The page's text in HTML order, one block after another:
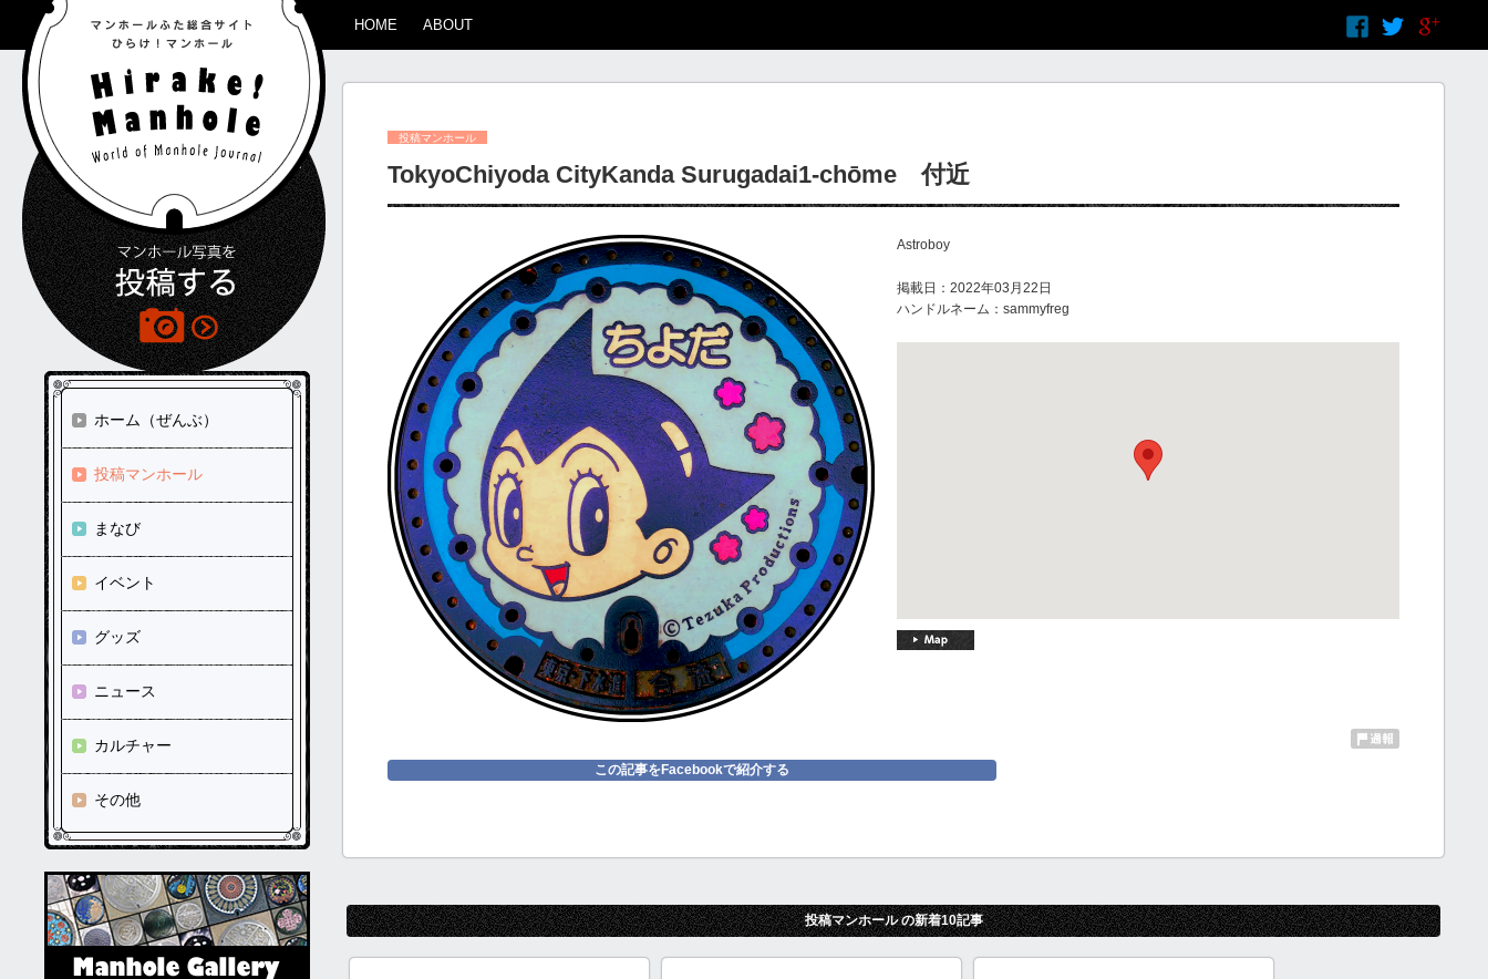
HOME ABOUT
ホーム（ぜんぶ）
投稿マンホール
まなび
イベント
グッズ
ニュース
カルチャー
その他
投稿マンホール
TokyoChiyoda CityKanda Surugadai1-chōme 付近
Astroboy
掲載日：2022年03月22日
ハンドルネーム：sammyfreg
この記事をFacebookで紹介する
投稿マンホール の新着10記事